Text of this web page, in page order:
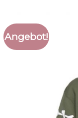
Angebot!